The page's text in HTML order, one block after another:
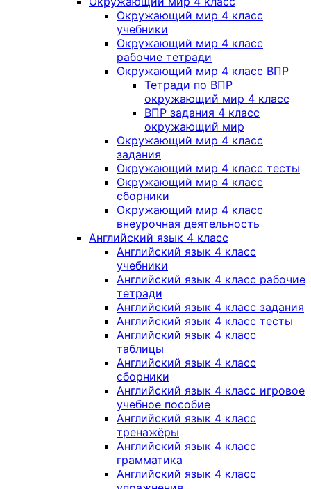
Окружающий мир 4 класс
учебники
Окружающий мир 4 класс
рабочие тетради
Окружающий мир 4 класс ВПР
Тетради по ВПР
окружающий мир 4 класс
ВПР задания 4 класс
окружающий мир
Окружающий мир 4 класс
задания
Окружающий мир 4 класс тесты
Окружающий мир 4 класс
сборники
Окружающий мир 4 класс
внеурочная деятельность
Английский язык 4 класс
Английский язык 4 класс
учебники
Английский язык 4 класс рабочие
тетради
Английский язык 4 класс задания
Английский язык 4 класс тесты
Английский язык 4 класс
таблицы
Английский язык 4 класс
сборники
Английский язык 4 класс игровое
учебное пособие
Английский язык 4 класс
тренажёры
Английский язык 4 класс
грамматика
Английский язык 4 класс